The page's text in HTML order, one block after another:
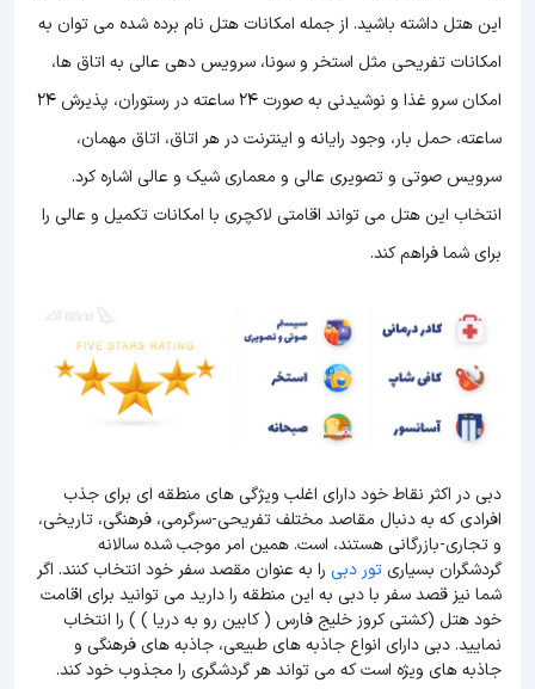
این هتل داشته باشید. از جمله امکانات هتل نام برده شده می توان به
امکانات تفریحی مثل استخر و سونا، سرویس دهی عالی به اتاق ها،
امکان سرو غذا و نوشیدنی به صورت 24 ساعته در رستوران، پذیرش 24
ساعته، حمل بار، وجود رایانه و اینترنت در هر اتاق، اتاق مهمان،
سرویس صوتی و تصویری عالی و معماری شیک و عالی اشاره کرد.
انتخاب این هتل می تواند اقامتی لاکچری با امکانات تکمیل و عالی را
برای شما فراهم کند.
دبی در اکثر نقاط خود دارای اغلب ویژگی های منطقه ای برای جذب
افرادی که به دنبال مقاصد مختلف تفریحی-سرگرمی، فرهنگی، تاریخی،
و تجاری-بازرگانی هستند، است. همین امر موجب شده سالانه
گردشگران بسیاریتور دبی را به عنوان مقصد سفر خود انتخاب کنند. اگر
شما نیز قصد سفر با دبی به این منطقه را دارید می توانید برای اقامت
خود هتل (کشتی کروز خلیج فارس ( کابین رو به دریا ) ) را انتخاب
نمایید. دبی دارای انواع جاذبه های طبیعی، جاذبه های فرهنگی و
جاذبه های ویژه است که می تواند هر گردشگری را مجذوب خود کند.